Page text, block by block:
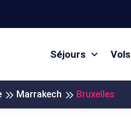
Séjours Vols
Marrakech Bruxelles